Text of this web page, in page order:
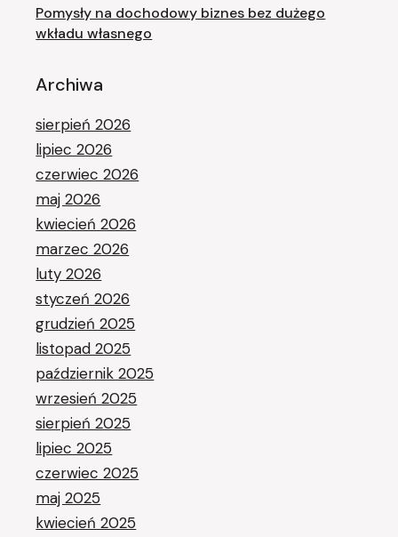
Pomysły na dochodowy biznes bez dużego
wkładu własnego
Archiwa
sierpień 2026
lipiec 2026
czerwiec 2026
maj 2026
kwiecień 2026
marzec 2026
luty 2026
styczeń 2026
grudzień 2025
listopad 2025
październik 2025
wrzesień 2025
sierpień 2025
lipiec 2025
czerwiec 2025
maj 2025
kwiecień 2025